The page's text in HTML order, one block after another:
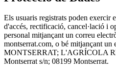
Els usuaris registrats poden exercir
d'accés, rectificació, cancel·lació i
personal mitjançant un correu
montserrat.com, o bé mitjançant
MONTSERRAT; L'AGRÍCOLA
Montserrat s/n; 08199 Montserrat.